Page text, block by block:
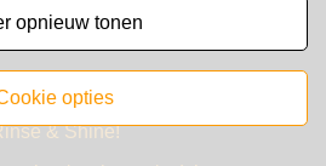
© 2025 Walst Rc's
& Shine!
opnieuw tonen
cookie opties